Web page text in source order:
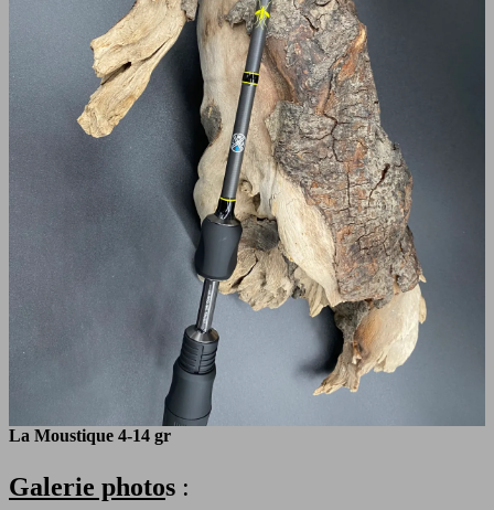
La Moustique 4-14 gr
Galerie photos :